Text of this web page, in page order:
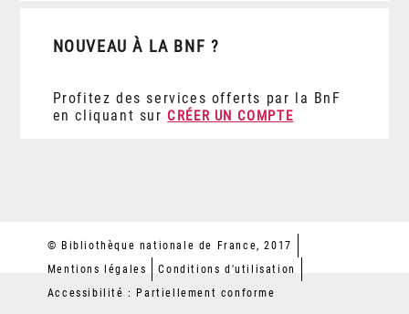
NOUVEAU À LA BNF ?
Profitez des services offerts par la BnF
en cliquant sur CRÉER UN COMPTE
© Bibliothèque nationale de France, 2017
Mentions légales
Conditions d'utilisation
Accessibilité : Partiellement conforme